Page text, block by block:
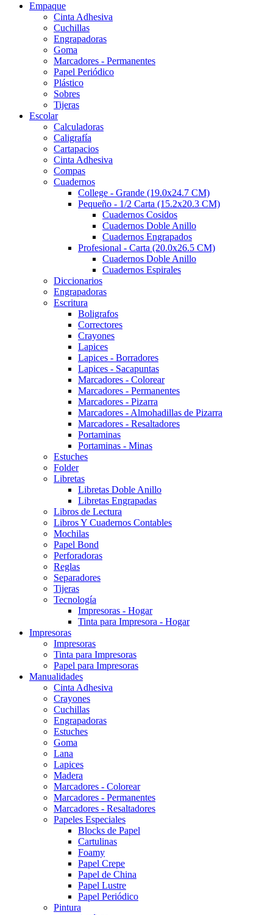
Empaque
Cinta Adhesiva
Cuchillas
Engrapadoras
Goma
Marcadores - Permanentes
Papel Periódico
Plástico
Sobres
Tijeras
Escolar
Calculadoras
Caligrafía
Cartapacios
Cinta Adhesiva
Compas
Cuadernos
College - Grande (19.0x24.7 CM)
Pequeño - 1/2 Carta (15.2x20.3 CM)
Cuadernos Cosidos
Cuadernos Doble Anillo
Cuadernos Engrapados
Profesional - Carta (20.0x26.5 CM)
Cuadernos Doble Anillo
Cuadernos Espirales
Diccionarios
Engrapadoras
Escritura
Boligrafos
Correctores
Crayones
Lapices
Lapices - Borradores
Lapices - Sacapuntas
Marcadores - Colorear
Marcadores - Permanentes
Marcadores - Pizarra
Marcadores - Almohadillas de Pizarra
Marcadores - Resaltadores
Portaminas
Portaminas - Minas
Estuches
Folder
Libretas
Libretas Doble Anillo
Libretas Engrapadas
Libros de Lectura
Libros Y Cuadernos Contables
Mochilas
Papel Bond
Perforadoras
Reglas
Separadores
Tijeras
Tecnología
Impresoras - Hogar
Tinta para Impresora - Hogar
Impresoras
Impresoras
Tinta para Impresoras
Papel para Impresoras
Manualidades
Cinta Adhesiva
Crayones
Cuchillas
Engrapadoras
Estuches
Goma
Lana
Lapices
Madera
Marcadores - Colorear
Marcadores - Permanentes
Marcadores - Resaltadores
Papeles Especiales
Blocks de Papel
Cartulinas
Foamy
Papel Crepe
Papel de China
Papel Lustre
Papel Periódico
Pintura